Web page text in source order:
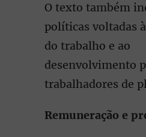
O texto também
políticas voltadas
do trabalho e ao
desenvolvimento
trabalhadores de
Remuneração e